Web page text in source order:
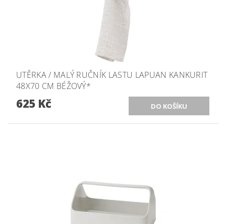
UTĚRKA / MALÝ RUČNÍK LASTU LAPUAN KANKURIT
48X70 CM BÉŽOVÝ*
625 Kč